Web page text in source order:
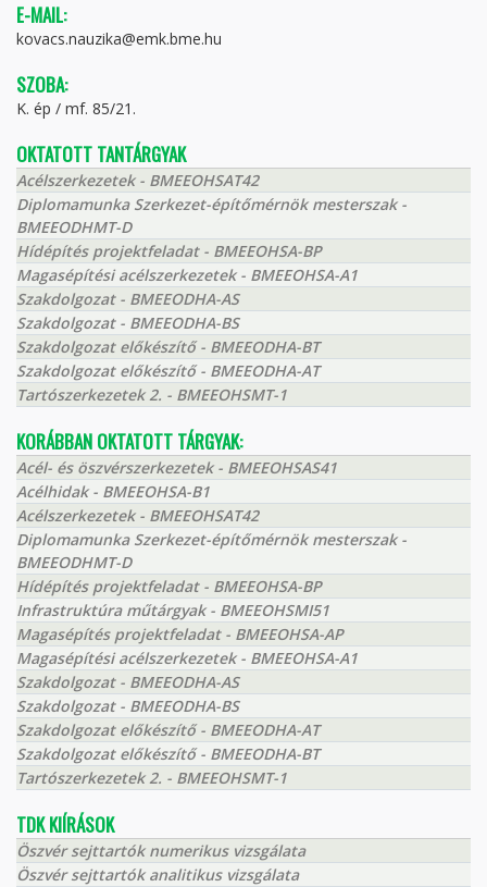
E-MAIL:
kovacs.nauzika@emk.bme.hu
SZOBA:
K. ép / mf. 85/21.
OKTATOTT TANTÁRGYAK
Acélszerkezetek - BMEEOHSAT42
Diplomamunka Szerkezet-építőmérnök mesterszak -
BMEEODHMT-D
Hídépítés projektfeladat - BMEEOHSA-BP
Magasépítési acélszerkezetek - BMEEOHSA-A1
Szakdolgozat - BMEEODHA-AS
Szakdolgozat - BMEEODHA-BS
Szakdolgozat előkészítő - BMEEODHA-BT
Szakdolgozat előkészítő - BMEEODHA-AT
Tartószerkezetek 2. - BMEEOHSMT-1
KORÁBBAN OKTATOTT TÁRGYAK:
Acél- és öszvérszerkezetek - BMEEOHSAS41
Acélhidak - BMEEOHSA-B1
Acélszerkezetek - BMEEOHSAT42
Diplomamunka Szerkezet-építőmérnök mesterszak -
BMEEODHMT-D
Hídépítés projektfeladat - BMEEOHSA-BP
Infrastruktúra műtárgyak - BMEEOHSMI51
Magasépítés projektfeladat - BMEEOHSA-AP
Magasépítési acélszerkezetek - BMEEOHSA-A1
Szakdolgozat - BMEEODHA-AS
Szakdolgozat - BMEEODHA-BS
Szakdolgozat előkészítő - BMEEODHA-AT
Szakdolgozat előkészítő - BMEEODHA-BT
Tartószerkezetek 2. - BMEEOHSMT-1
TDK KIÍRÁSOK
Öszvér sejttartók numerikus vizsgálata
Öszvér sejttartók analitikus vizsgálata